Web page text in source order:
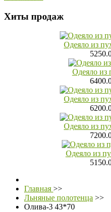
Хиты продаж
Одеяло из
Одеяло из
Одеяло из
Одеяло из
Одеяло из
Главная >>
Льняные полотенца >>
Олива-3 43*70